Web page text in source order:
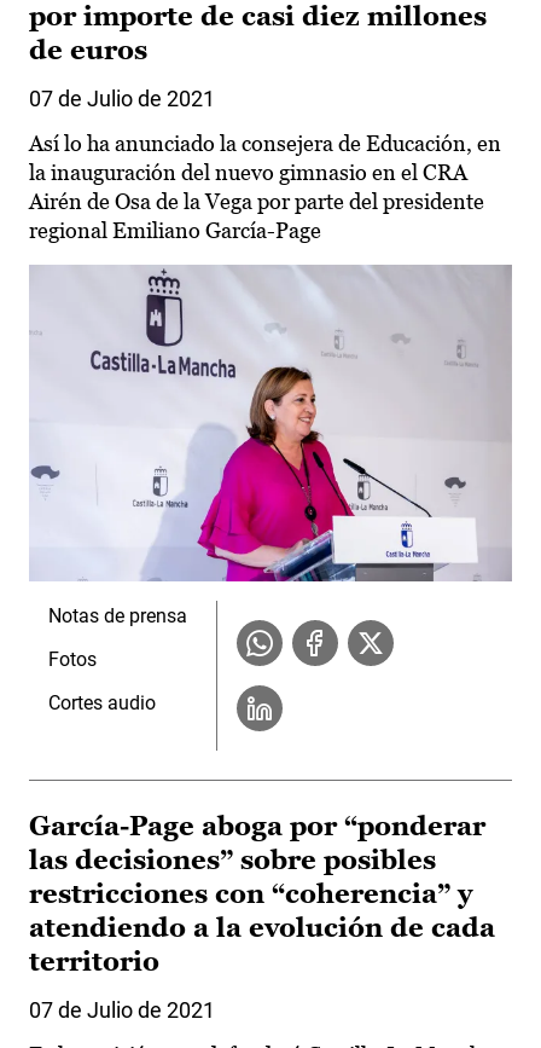
por importe de casi diez millones
de euros
07 de Julio de 2021
Así lo ha anunciado la consejera de Educación, en
la inauguración del nuevo gimnasio en el CRA
Airén de Osa de la Vega por parte del presidente
regional Emiliano García-Page
Notas de prensa
Fotos
Cortes audio
García-Page aboga por “ponderar
las decisiones” sobre posibles
restricciones con “coherencia” y
atendiendo a la evolución de cada
territorio
07 de Julio de 2021